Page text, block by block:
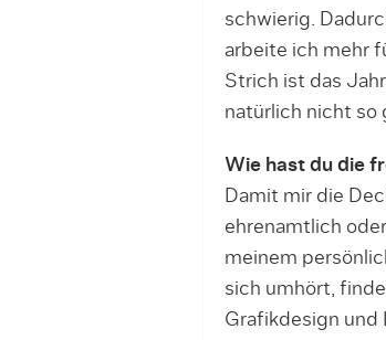
schwierig.
arbeite ich mehr
Strich ist das
natürlich nicht so
Wie hast du die
Damit mir die
ehrenamtlich
mei­nem
sich umhört,
Grafikdesign und